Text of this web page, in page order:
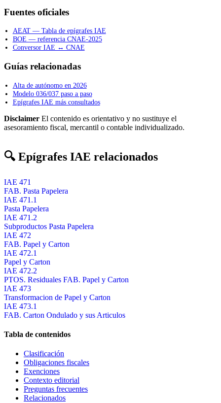
Fuentes oficiales
AEAT — Tabla de epígrafes IAE
BOE — referencia CNAE-2025
Conversor IAE ↔ CNAE
Guías relacionadas
Alta de autónomo en 2026
Modelo 036/037 paso a paso
Epígrafes IAE más consultados
Disclaimer El contenido es orientativo y no sustituye el
asesoramiento fiscal, mercantil o contable individualizado.
🔍 Epígrafes IAE relacionados
IAE 471
FAB. Pasta Papelera
IAE 471.1
Pasta Papelera
IAE 471.2
Subproductos Pasta Papelera
IAE 472
FAB. Papel y Carton
IAE 472.1
Papel y Carton
IAE 472.2
PTOS. Residuales FAB. Papel y Carton
IAE 473
Transformacion de Papel y Carton
IAE 473.1
FAB. Carton Ondulado y sus Articulos
Tabla de contenidos
Clasificación
Obligaciones fiscales
Exenciones
Contexto editorial
Preguntas frecuentes
Relacionados